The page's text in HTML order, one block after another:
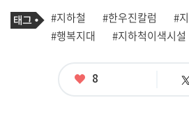
기
사
관
련
태
그
#지하철 #한우진칼럼
#
#행복지대
#지하척이색시설
좋
8